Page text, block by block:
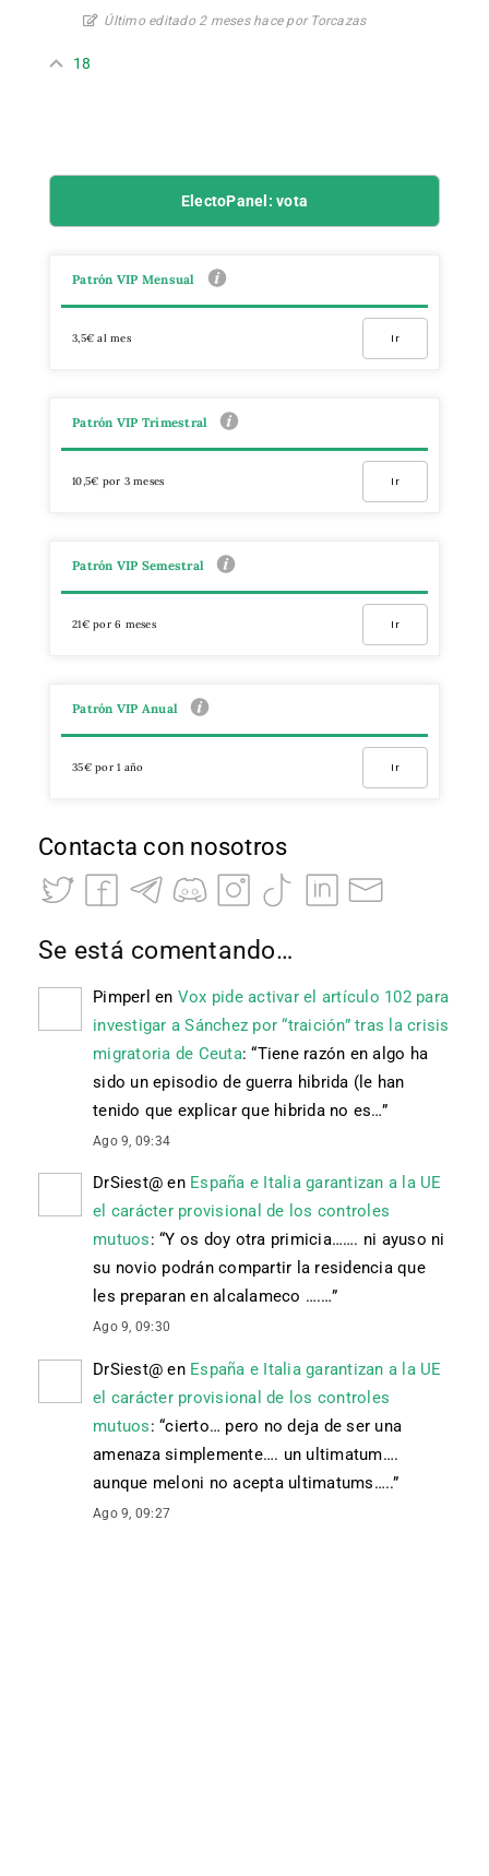
Último editado 2 meses hace por Torcazas
18
ElectoPanel: vota
Patrón VIP Mensual
3,5€ al mes Ir
Patrón VIP Trimestral
10,5€ por 3 meses Ir
Patrón VIP Semestral
21€ por 6 meses Ir
Patrón VIP Anual
35€ por 1 año Ir
Contacta con nosotros
Se está comentando…
Pimperl en Vox pide activar el artículo 102 para
investigar a Sánchez por “traición” tras la crisis
migratoria de Ceuta: “Tiene razón en algo ha
sido un episodio de guerra hibrida (le han
tenido que explicar que hibrida no es…”
Ago 9, 09:34
DrSiest@ en España e Italia garantizan a la UE
el carácter provisional de los controles
mutuos: “Y os doy otra primicia……. ni ayuso ni
su novio podrán compartir la residencia que
les preparan en alcalameco ….…”
Ago 9, 09:30
DrSiest@ en España e Italia garantizan a la UE
el carácter provisional de los controles
mutuos: “cierto… pero no deja de ser una
amenaza simplemente…. un ultimatum….
aunque meloni no acepta ultimatums…..”
Ago 9, 09:27